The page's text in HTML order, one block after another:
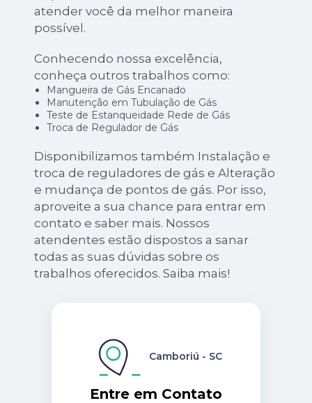
atender você da melhor maneira
possível.
Conhecendo nossa excelência,
conheça outros trabalhos como:
Mangueira de Gás Encanado
Manutenção em Tubulação de Gás
Teste de Estanqueidade Rede de Gás
Troca de Regulador de Gás
Disponibilizamos também Instalação e
troca de reguladores de gás e Alteração
e mudança de pontos de gás. Por isso,
aproveite a sua chance para entrar em
contato e saber mais. Nossos
atendentes estão dispostos a sanar
todas as suas dúvidas sobre os
trabalhos oferecidos. Saiba mais!
Entre em Contato
Camboriú - SC